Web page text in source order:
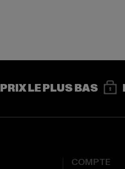
LE PLUS BAS
COMPTE